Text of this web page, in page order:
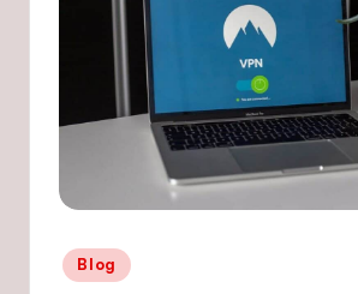
o
s.
Geplaatst
in
Blog